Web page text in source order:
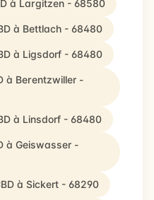
à Largitzen - 68580
à Bettlach - 68480
à Ligsdorf - 68480
à Berentzwiller -
à Linsdorf - 68480
à Geiswasser -
à Sickert - 68290